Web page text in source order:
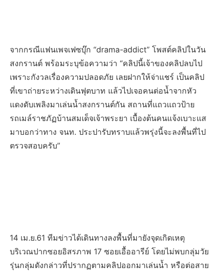
จากกรณีแฟนเพจเฟซบุ๊ก “drama-addict” โพสต์คลิปในวัน
สงกรานต์ พร้อมระบุข้อความว่า “คลิปนี้เจ้าของคลิปลบไป
เพราะกังวลเรื่องความปลอดภัย เลยฝากให้จ่าแชร์ เป็นคลิป
ที่เขาถ่ายระหว่างเดินฟุตบาท แล้วไปเจอคนต่อน้ำจากหัว
แดงดับเพลิงมาเล่นน้ำสงกรานต์กัน สถานที่แถวแถวป้าย
รถเมล์ราชภัฏบ้านสมเด็จเจ้าพระยา เบื้องต้นคนแจ้งเบาะแส
มาบอกว่าทาง จนท. ประปารับทราบแล้วพรุ่งนี้จะลงพื้นที่ไป
ตรวจสอบครับ”
14 เม.ย.61 ทีมข่าวได้เดินทางลงพื้นที่มายังจุดเกิดเหตุ
บริเวณปากซอยอิสรภาพ 17 ซอยเอื้ออารีย์ โดยไม่พบกลุ่มวัย
รุ่นกลุ่มดังกล่าวที่ปรากฏตามคลิปออกมาเล่นน้ำ หรือต่อสาย